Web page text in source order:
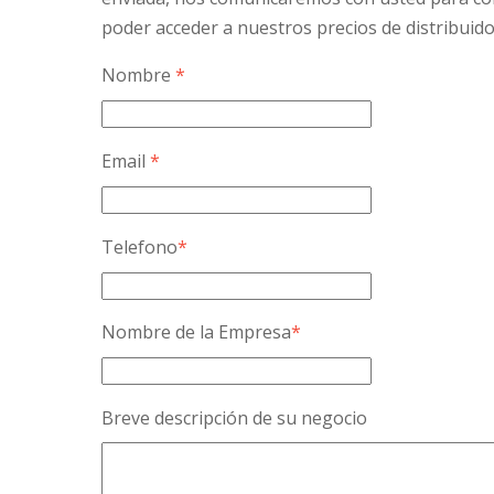
poder acceder a nuestros precios de
Nombre *
Email *
Telefono*
Nombre de la Empresa*
Breve descripción de su negocio